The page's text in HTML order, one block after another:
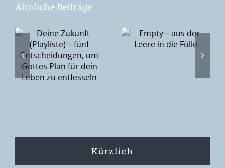
Ähnliche Beiträge
Empty – aus
der Leere in
die Fülle
die Suche
nach Gott
Suche nach
Kürzlich